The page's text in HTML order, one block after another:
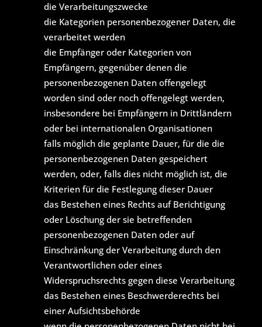
die Verarbeitungszwecke
die Kategorien personenbezogener Daten, die
verarbeitet werden
die Empfänger oder Kategorien von
Empfängern, gegenüber denen die
personenbezogenen Daten offengelegt
worden sind oder noch offengelegt werden,
insbesondere bei Empfängern in Drittländern
oder bei internationalen Organisationen
falls möglich die geplante Dauer, für die die
personenbezogenen Daten gespeichert
werden, oder, falls dies nicht möglich ist, die
Kriterien für die Festlegung dieser Dauer
das Bestehen eines Rechts auf Berichtigung
oder Löschung der sie betreffenden
personenbezogenen Daten oder auf
Einschränkung der Verarbeitung durch den
Verantwortlichen oder eines
Widerspruchsrechts gegen diese Verarbeitung
das Bestehen eines Beschwerderechts bei
einer Aufsichtsbehörde